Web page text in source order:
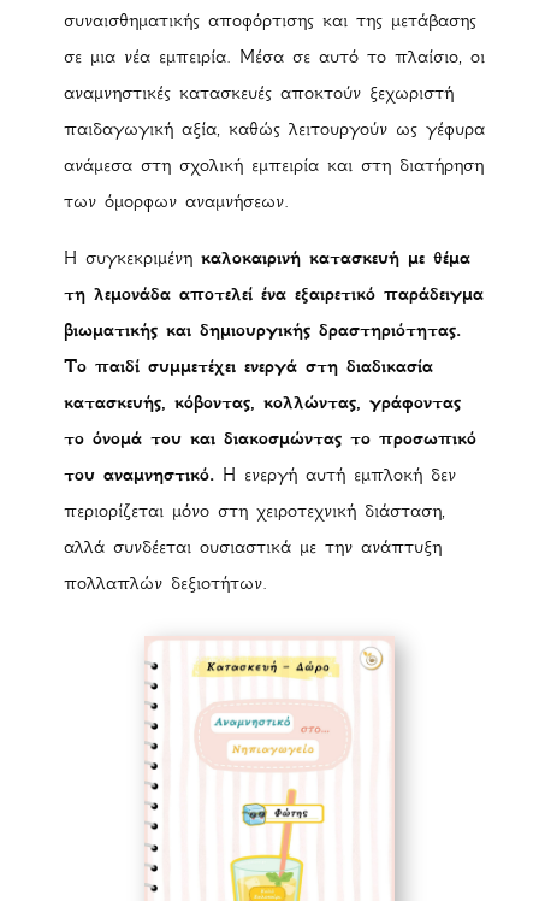
συναισθηματικής αποφόρτισης και της μετάβασης
σε μια νέα εμπειρία. Μέσα σε αυτό το πλαίσιο, οι
αναμνηστικές κατασκευές αποκτούν ξεχωριστή
παιδαγωγική αξία, καθώς λειτουργούν ως γέφυρα
ανάμεσα στη σχολική εμπειρία και στη διατήρηση
των όμορφων αναμνήσεων.
Η συγκεκριμένη καλοκαιρινή κατασκευή με θέμα
τη λεμονάδα αποτελεί ένα εξαιρετικό παράδειγμα
βιωματικής και δημιουργικής δραστηριότητας.
Το παιδί συμμετέχει ενεργά στη διαδικασία
κατασκευής, κόβοντας, κολλώντας, γράφοντας
το όνομά του και διακοσμώντας το προσωπικό
του αναμνηστικό.Η ενεργή αυτή εμπλοκή δεν
περιορίζεται μόνο στη χειροτεχνική διάσταση,
αλλά συνδέεται ουσιαστικά με την ανάπτυξη
πολλαπλών δεξιοτήτων.